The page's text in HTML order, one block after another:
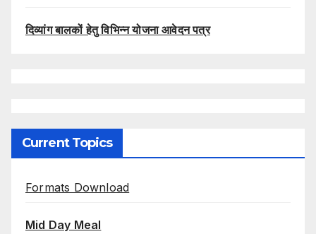
दिव्यांग बालकों हेतु विभिन्न योजना आवेदन पत्र
Current Topics
Formats Download
Mid Day Meal